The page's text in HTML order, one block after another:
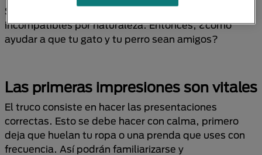
Sin embargo, esto no significa que sean
incompatibles por naturaleza. Entonces, ¿cómo
ayudar a que tu gato y tu perro sean amigos?
Las primeras impresiones son vitales
El truco consiste en hacer las presentaciones
correctas. Esto se debe hacer con calma, primero
deja que huelan tu ropa o una prenda que uses con
frecuencia. Así podrán familiarizarse y